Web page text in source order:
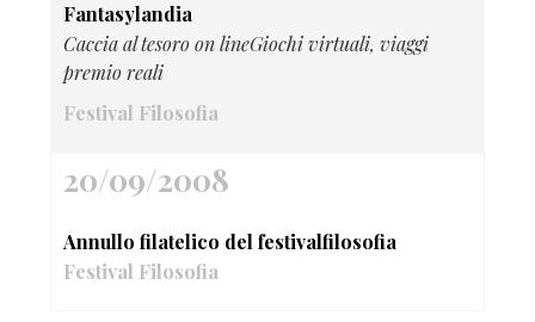
Fantasylandia
Caccia al tesoro on lineGiochi virtuali, viaggi
premio reali
Festival Filosofia
20/09/2008
Annullo filatelico del festivalfilosofia
Festival Filosofia